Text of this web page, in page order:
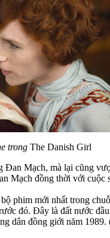
trong The Danish Girl
Mạch, mà lại cũng
Mạch đồng thời với cuộc
phim mới nhất trong
đó. Đây là đất nước
dân đồng giới năm